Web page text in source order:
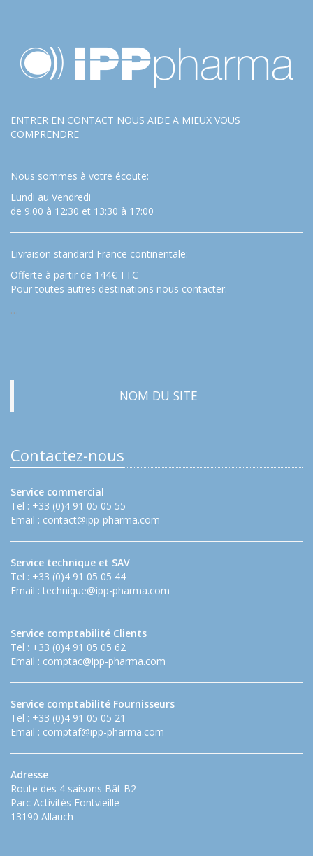
ENTRER EN CONTACT NOUS AIDE A MIEUX VOUS
COMPRENDRE
Nous sommes à votre écoute:
Lundi au Vendredi
de 9:00 à 12:30 et 13:30 à 17:00
Livraison standard France continentale:
Offerte à partir de 144€ TTC
Pour toutes autres destinations nous contacter.
…
NOM DU SITE
Contactez-nous
Service commercial
Tel : +33 (0)4 91 05 05 55
Email : contact@ipp-pharma.com
Service technique et SAV
Tel : +33 (0)4 91 05 05 44
Email : technique@ipp-pharma.com
Service comptabilité Clients
Tel : +33 (0)4 91 05 05 62
Email : comptac@ipp-pharma.com
Service comptabilité Fournisseurs
Tel : +33 (0)4 91 05 05 21
Email : comptaf@ipp-pharma.com
Adresse
Route des 4 saisons Bât B2
Parc Activités Fontvieille
13190 Allauch